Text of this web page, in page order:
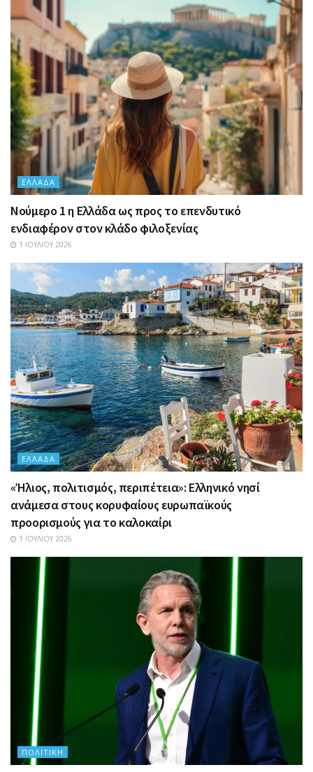
ΕΛΛΆΔΑ
Nούμερο 1 η Ελλάδα ως προς το επενδυτικό
ενδιαφέρον στον κλάδο φιλοξενίας
1 ΙΟΥΛΊΟΥ 2026
ΕΛΛΆΔΑ
«Ήλιος, πολιτισμός, περιπέτεια»: Ελληνικό νησί
ανάμεσα στους κορυφαίους ευρωπαϊκούς
προορισμούς για το καλοκαίρι
1 ΙΟΥΛΊΟΥ 2026
ΠΟΛΙΤΙΚΉ